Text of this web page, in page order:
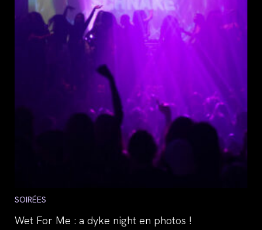
Post
SOIRÉES
Wet For Me : a dyke night en photos !